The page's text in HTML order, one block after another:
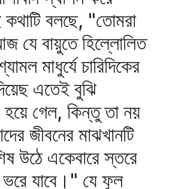
বলছে, "তোমরা
যে বায়ুতে হিল্লোলিত
মাধুর্যে চারিদিকের
এতেই বুঝি
হয়ে গেল, কিন্তু তা নয়
জীবনের মাঝখানটি
উঠে একেবারে স্তরে
যাবে।" যে ফুল